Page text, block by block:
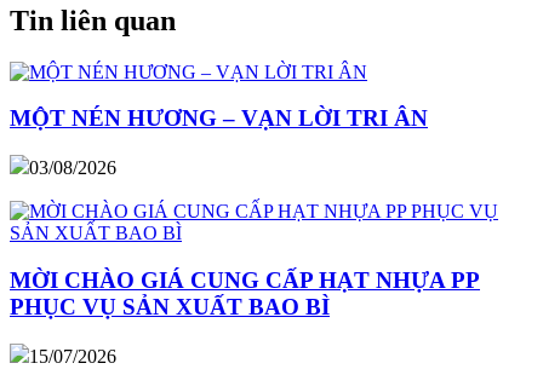
Tin liên quan
MỘT NÉN HƯƠNG – VẠN LỜI TRI ÂN
03/08/2026
MỜI CHÀO GIÁ CUNG CẤP HẠT NHỰA PP
PHỤC VỤ SẢN XUẤT BAO BÌ
15/07/2026